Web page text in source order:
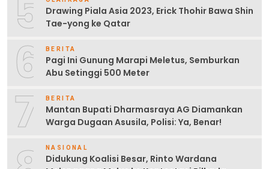
5
Drawing Piala Asia 2023, Erick Thohir Bawa Shin
Tae-yong ke Qatar
6 BERITA
Pagi Ini Gunung Marapi Meletus, Semburkan
Abu Setinggi 500 Meter
7 BERITA
Mantan Bupati Dharmasraya AG Diamankan
Warga Dugaan Asusila, Polisi: Ya, Benar!
NASIONAL
Didukung Koalisi Besar, Rinto Wardana